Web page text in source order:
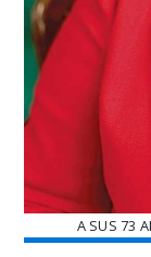
A SUS 73